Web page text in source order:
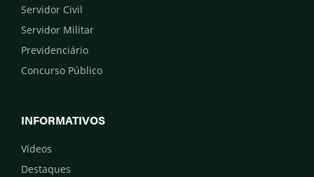
Servidor Civil
Servidor Militar
Previdenciário
Concurso Público
INFORMATIVOS
Vídeos
Destaques